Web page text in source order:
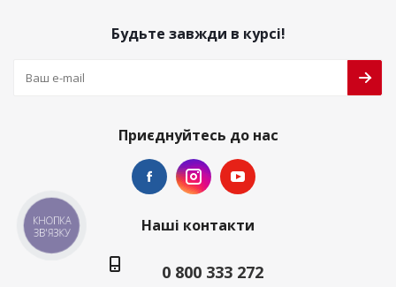
Будьте завжди в курсі!
Приєднуйтесь до нас
Наші контакти
0 800 333 272
КНОПКА
ЗВ'ЯЗКУ